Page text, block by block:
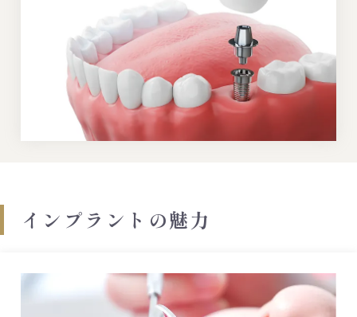
インプラントの魅力